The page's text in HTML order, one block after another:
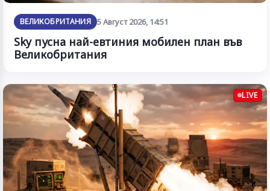
ВЕЛИКОБРИТАНИЯ 5 Август 2026, 14:51
Sky пусна най-евтиния мобилен план във
Великобритания
LIVE